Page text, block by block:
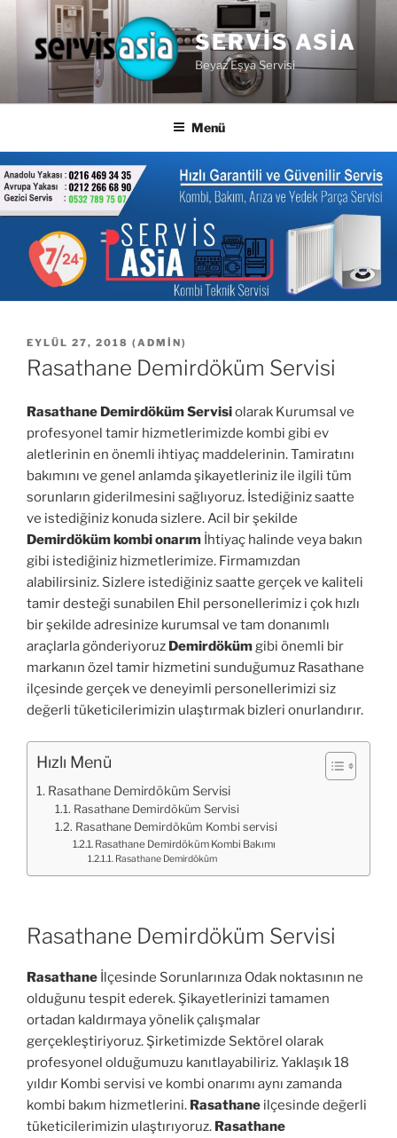
SERVIS ASIA
Beyaz Eşya Servisi
Menü
YAYIM
TARIHI
EYLÜL 27, 2018 ( ADMIN)
Rasathane Demirdöküm Servisi
Rasathane Demirdöküm Servisiolarak Kurumsal ve
profesyonel tamir hizmetlerimizde kombi gibi ev
aletlerinin en önemli ihtiyaç maddelerinin. Tamiratını
bakımını ve genel anlamda şikayetleriniz ile ilgili tüm
sorunların giderilmesini sağlıyoruz. İstediğiniz saatte
ve istediğiniz konuda sizlere. Acil bir şekilde
Demirdöküm kombi onarım İhtiyaç halinde veya bakın
gibi istediğiniz hizmetlerimize. Firmamızdan
alabilirsiniz. Sizlere istediğiniz saatte gerçek ve kaliteli
tamir desteği sunabilen Ehil personellerimiz i çok hızlı
bir şekilde adresinize kurumsal ve tam donanımlı
araçlarla gönderiyoruz Demirdökümgibi önemli bir
markanın özel tamir hizmetini sunduğumuz Rasathane
ilçesinde gerçek ve deneyimli personellerimizi siz
değerli tüketicilerimizin ulaştırmak bizleri onurlandırır.
Hızlı Menü
Rasathane Demirdöküm Servisi
Rasathane Demirdöküm Servisi
Rasathane Demirdöküm Kombi servisi
Rasathane Demirdöküm Kombi Bakımı
Rasathane Demirdöküm
Rasathane Demirdöküm Servisi
Rasathane İlçesinde Sorunlarınıza Odak noktasının ne
olduğunu tespit ederek. Şikayetlerinizi tamamen
ortadan kaldırmaya yönelik çalışmalar
gerçekleştiriyoruz. Şirketimizde Sektörel olarak
profesyonel olduğumuzu kanıtlayabiliriz. Yaklaşık 18
yıldır Kombi servisi ve kombi onarımı aynı zamanda
kombi bakım hizmetlerini. Rasathane ilçesinde değerli
tüketicilerimizin ulaştırıyoruz. Rasathane